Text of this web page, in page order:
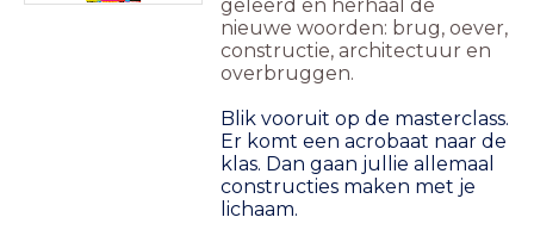
geleerd en herhaal de
nieuwe woorden: brug, oever,
constructie, architectuur en
overbruggen.
Blik vooruit op de masterclass.
Er komt een acrobaat naar de
klas. Dan gaan jullie allemaal
constructies maken met je
lichaam.